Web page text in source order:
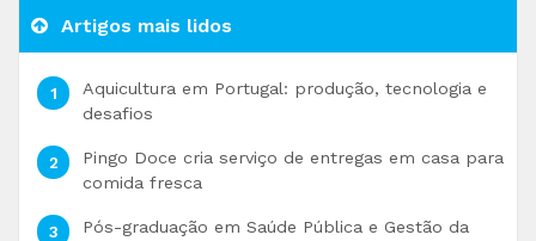
Artigos mais lidos
Aquicultura em Portugal: produção, tecnologia e
desafios
Pingo Doce cria serviço de entregas em casa para
comida fresca
Pós-graduação em Saúde Pública e Gestão da